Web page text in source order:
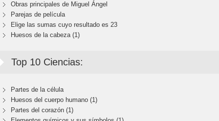
Obras principales de Miguel Ángel
Parejas de película
Elige las sumas cuyo resultado es 23
Huesos de la cabeza (1)
Top 10 Ciencias:
Partes de la célula
Huesos del cuerpo humano (1)
Partes del corazón (1)